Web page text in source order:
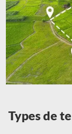
Types de